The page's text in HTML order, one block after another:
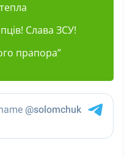
Слава ЗСУ!
прапора”